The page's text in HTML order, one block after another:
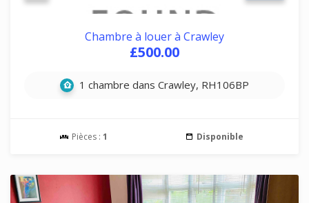
Chambre à louer à Crawley
£500.00
1 chambre dans Crawley, RH106BP
Pièces : 1 Disponible